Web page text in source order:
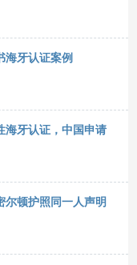
海牙认证案例
海牙认证，中国申请
尔顿护照同一人声明